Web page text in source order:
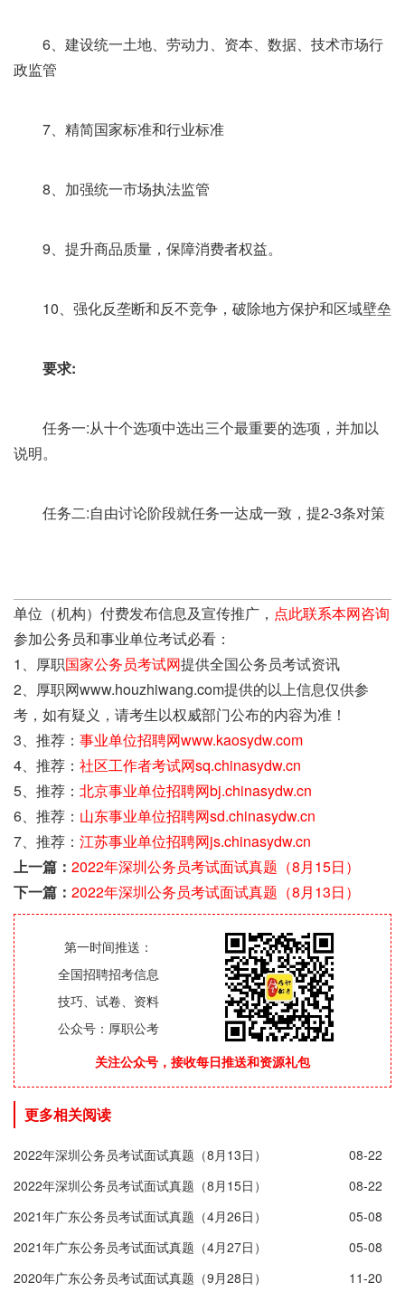
6、建设统一土地、劳动力、资本、数据、技术市场行
政监管
7、精简国家标准和行业标准
8、加强统一市场执法监管
9、提升商品质量，保障消费者权益。
10、强化反垄断和反不竞争，破除地方保护和区域壁垒
要求:
任务一:从十个选项中选出三个最重要的选项，并加以
说明。
任务二:自由讨论阶段就任务一达成一致，提2-3条对策
单位（机构）付费发布信息及宣传推广， 点此联系本网咨询
参加公务员和事业单位考试必看：
1、厚职国家公务员考试网提供全国公务员考试资讯
2、厚职网www.houzhiwang.com提供的以上信息仅供参
考，如有疑义，请考生以权威部门公布的内容为准！
3、推荐： 事业单位招聘网www.kaosydw.com
4、推荐： 社区工作者考试网sq.chinasydw.cn
5、推荐： 北京事业单位招聘网bj.chinasydw.cn
6、推荐： 山东事业单位招聘网sd.chinasydw.cn
7、推荐： 江苏事业单位招聘网js.chinasydw.cn
上一篇： 2022年深圳公务员考试面试真题（8月15日）
下一篇： 2022年深圳公务员考试面试真题（8月13日）
第一时间推送：
全国招聘招考信息
技巧、试卷、资料
公众号：厚职公考
关注公众号，接收每日推送和资源礼包
更多相关阅读
2022年深圳公务员考试面试真题（8月13日）
08-22
2022年深圳公务员考试面试真题（8月15日）
08-22
2021年广东公务员考试面试真题（4月26日）
05-08
2021年广东公务员考试面试真题（4月27日）
05-08
2020年广东公务员考试面试真题（9月28日）
11-20